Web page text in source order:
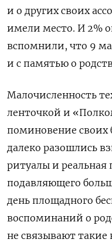
и о других своих
имели место. И 2%
вспомнили, что 9
и с памятью о
Малочисленность
ленточкой и
поминовение своих
далеко разошлись
ритуалы и реальная
подавляющего
день площадного
воспоминаний о
не связывают